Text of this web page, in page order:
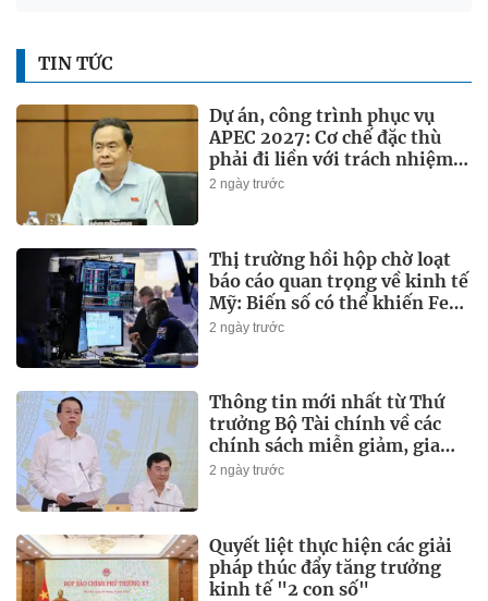
TIN TỨC
Dự án, công trình phục vụ
APEC 2027: Cơ chế đặc thù
phải đi liền với trách nhiệm
đặc biệt
2 ngày trước
Thị trường hồi hộp chờ loạt
báo cáo quan trọng về kinh tế
Mỹ: Biến số có thể khiến Fed
sớm tăng lãi suất
2 ngày trước
Thông tin mới nhất từ Thứ
trưởng Bộ Tài chính về các
chính sách miễn giảm, gia
hạn thuế, phí thời gian tới
2 ngày trước
Quyết liệt thực hiện các giải
pháp thúc đẩy tăng trưởng
kinh tế "2 con số"